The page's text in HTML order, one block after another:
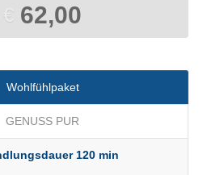
€ 62,00
Wohlfühlpaket
GENUSS PUR
120 min